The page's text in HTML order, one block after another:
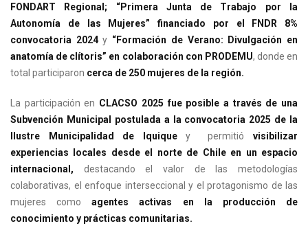
FONDART Regional;
“Primera Junta de Trabajo por la
Autonomía de las Mujeres” financiado por el FNDR 8%
convocatoria 2024y “Formación de Verano: Divulgación en
anatomía de clítoris” en colaboración con PRODEMU, donde en
total participaron cerca de 250 mujeres de la región.
La participación en CLACSO 2025 fue posible a través de una
Subvención Municipal postulada a la convocatoria 2025 de la
Ilustre Municipalidad de Iquiquey permitióvisibilizar
experiencias locales desde el norte de Chile en un espacio
internacional, destacando el valor de las metodologías
colaborativas, el enfoque interseccional y el protagonismo de las
mujeres comoagentes activas en la producción de
conocimiento y prácticas comunitarias.